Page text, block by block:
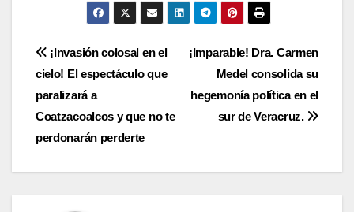
Navegación
de
entradas
¡Imparable! Dra. Carmen
Medel consolida su
hegemonía política en el
sur de Veracruz.
¡Invasión colosal en el
cielo! El espectáculo que
paralizará a
Coatzacoalcos y que no te
perdonarán perderte